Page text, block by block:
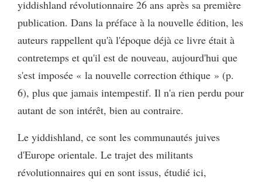
yiddishland révolutionnaire 26 ans après sa première
publication. Dans la préface à la nouvelle édition, les
auteurs rappellent qu'à l'époque déjà ce livre était à
contretemps et qu'il est de nouveau, aujourd'hui que
s'est imposée « la nouvelle correction éthique » (p.
6), plus que jamais intempestif. Il n'a rien perdu pour
autant de son intérêt, bien au contraire.
Le yiddishland, ce sont les communautés juives
d'Europe orientale. Le trajet des militants
révolutionnaires qui en sont issus, étudié ici,